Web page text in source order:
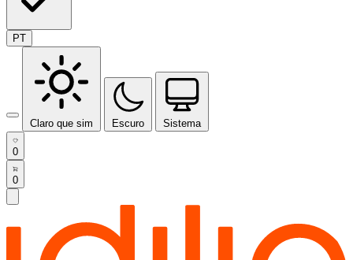
PT
Claro que sim Escuro Sistema
0
0